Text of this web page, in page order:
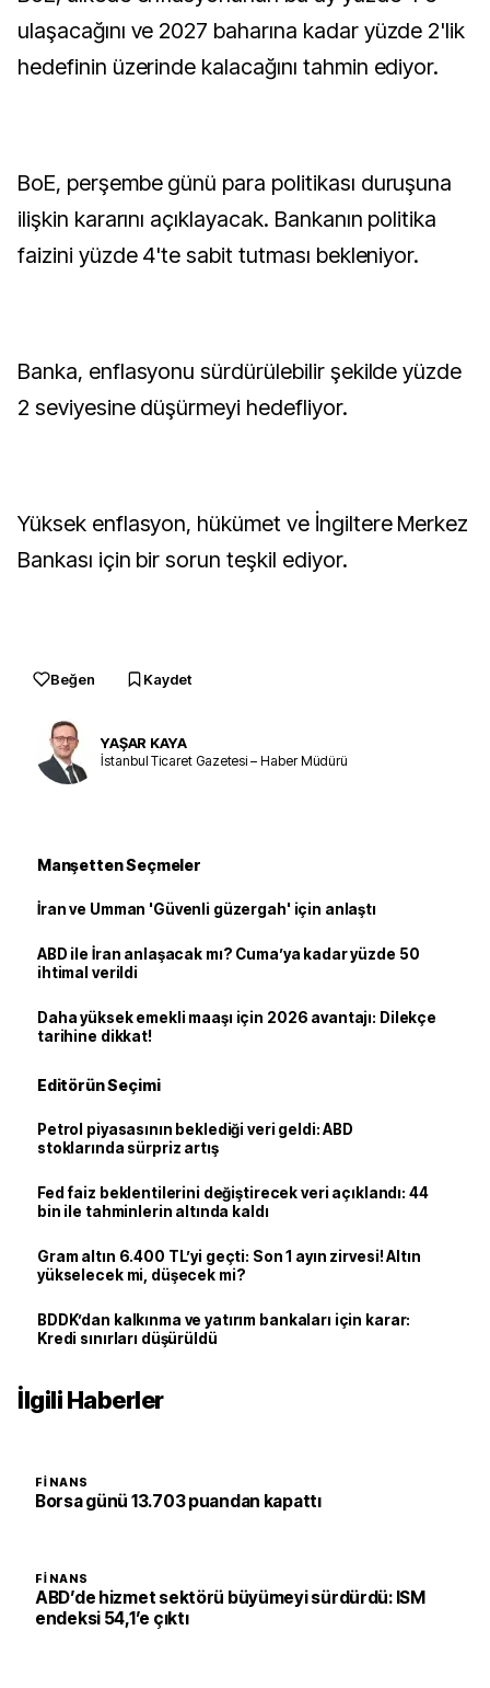
ulaşacağını ve 2027 baharına kadar yüzde 2'lik
hedefinin üzerinde kalacağını tahmin ediyor.
BoE, perşembe günü para politikası duruşuna
ilişkin kararını açıklayacak. Bankanın politika
faizini yüzde 4'te sabit tutması bekleniyor.
Banka, enflasyonu sürdürülebilir şekilde yüzde
2 seviyesine düşürmeyi hedefliyor.
Yüksek enflasyon, hükümet ve İngiltere Merkez
Bankası için bir sorun teşkil ediyor.
Beğen Kaydet
YAŞAR KAYA
İstanbul Ticaret Gazetesi – Haber Müdürü
Manşetten Seçmeler
İran ve Umman 'Güvenli güzergah' için anlaştı
ABD ile İran anlaşacak mı? Cuma’ya kadar yüzde 50
ihtimal verildi
Daha yüksek emekli maaşı için 2026 avantajı: Dilekçe
tarihine dikkat!
Editörün Seçimi
Petrol piyasasının beklediği veri geldi: ABD
stoklarında sürpriz artış
Fed faiz beklentilerini değiştirecek veri açıklandı: 44
bin ile tahminlerin altında kaldı
Gram altın 6.400 TL’yi geçti: Son 1 ayın zirvesi! Altın
yükselecek mi, düşecek mi?
BDDK’dan kalkınma ve yatırım bankaları için karar:
Kredi sınırları düşürüldü
İlgili Haberler
FINANS
Borsa günü 13.703 puandan kapattı
FINANS
ABD’de hizmet sektörü büyümeyi sürdürdü: ISM
endeksi 54,1’e çıktı